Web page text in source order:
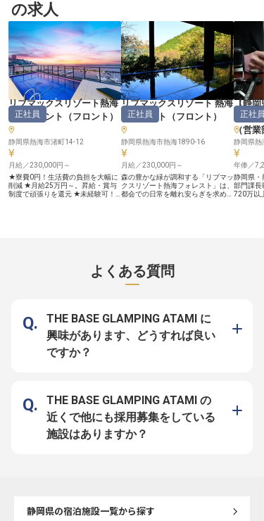
わせ対応を通じてお客様のニーズを
把握し、滞在体験のスタートをサポ
ートする重要な役割です。 また、
レベニューマネジメントと連携して
客室稼働をコントロールし、ホテル
収益の最大化に貢献する戦略的ポジ
ションです。 私たちが大切にして
いるのは、「ホテルの仕事が好き」
という気持ちです。 リブランドに
伴い、効果的で持続可能な運営体制
の構築も視野に入れています。 リ
ブランドという大きく、新たなスタ
ートにおいて、一緒にホテルを創っ
ていきましょう。 あなたのホスピ
タリティを存分に発揮してくださ
い。
場企業『大塚商会』直営ホテルで、
お客様とのファーストコンタクトを
担当する宿泊予約スタッフを募集し
ます。 順を追っての丁寧なトレー
ニングがあるので、経験に不安があ
る方もまずはご応募ください。当ホ
テルは日本人のお客様が中心で、個
人・団体ともリピーターが多いこと
が特徴。電話での心遣いや応対でお
客様のホテルへ対する期待感に繋が
る大切なポジションです。 ――江
戸中期から続く老舗旅館「相模屋」
をルーツに持つ当ホテル。お客様を
第一に考えたおもてなし、静岡の豊
かな食材を使ったお料理の数々、水
平線も見渡せる開放的な眺望、日本
三大古泉の一つ・走り湯を堪能でき
る温泉などでご好評いただき、リピ
ーターのお客様が多いことが自慢で
す。
もお任せ
ん、デ
ける環境です。 ▼働
も整え
からのチ
ターン支
気軽に
25万円
休で予定も立
こんな会
に、医
インテ
オフィス
ウを活か
の街づく
の村づ
わるクリ
の求人
リブマックスリゾート熱海
シーフロント
（フロント ）
正社員
静岡県熱海市渚町14-12
月給／230,000円～
★寮費0円！生活費の負担を大幅に
削減 ★月給25万円～。昇給・賞与
制度で頑張りを還元 ★未経験可！
上の展望露天風呂やプール、地元産
の新鮮な食材を使用した料理を提供
不動産業からホテル、飲食まで多彩
なビジネスを全国で展開する「株式
会社リブマックス」。揺るぎない基
盤を武器に、働くスタッフへ手厚い
優遇策を整えています。 生活を支
ら心身にゆとりを持って働けます。
接客の基本からホテル経営の一端ま
で多岐にわたる経験を積み、整備さ
れた評価制度の中でプロの道を目指
しませんか。
リブマックスリゾート 熱海
フォレスト
（フロント ）
正社員
静岡県熱海市熱海1890-16
月給／230,000円～
森の豊かな緑が調和する「リブマッ
クスリゾート熱海フォレスト」は、
都会での日常を離れ安らぎを求める
談もOK ◎月給25万円スタートの安
定性 ◎社員寮なんと全額会社負
担！生活費を大幅に削減 温かさ満
じ、丁寧な言葉選びでお客様を魅了
したい方を求めています。未経験の
方でも、相手を敬う心と向上心があ
ャリアを築きたい方も歓迎です。歴
史長く、美食と温泉を堪能できる観
光地で、プロフェッショナルとして
の自信を手に入れませんか。
【静岡
館（マ
（営業
正社員
年俸／
静岡県・
部門課長
720万以
よくある質問
THE BASE GLAMPING ATAMI に
興味があります、どうすれば良い
ですか？
THE BASE GLAMPING ATAMI の
近くで他にも採用募集をしている
施設はありますか？
静岡県の宿泊施設一覧から探す